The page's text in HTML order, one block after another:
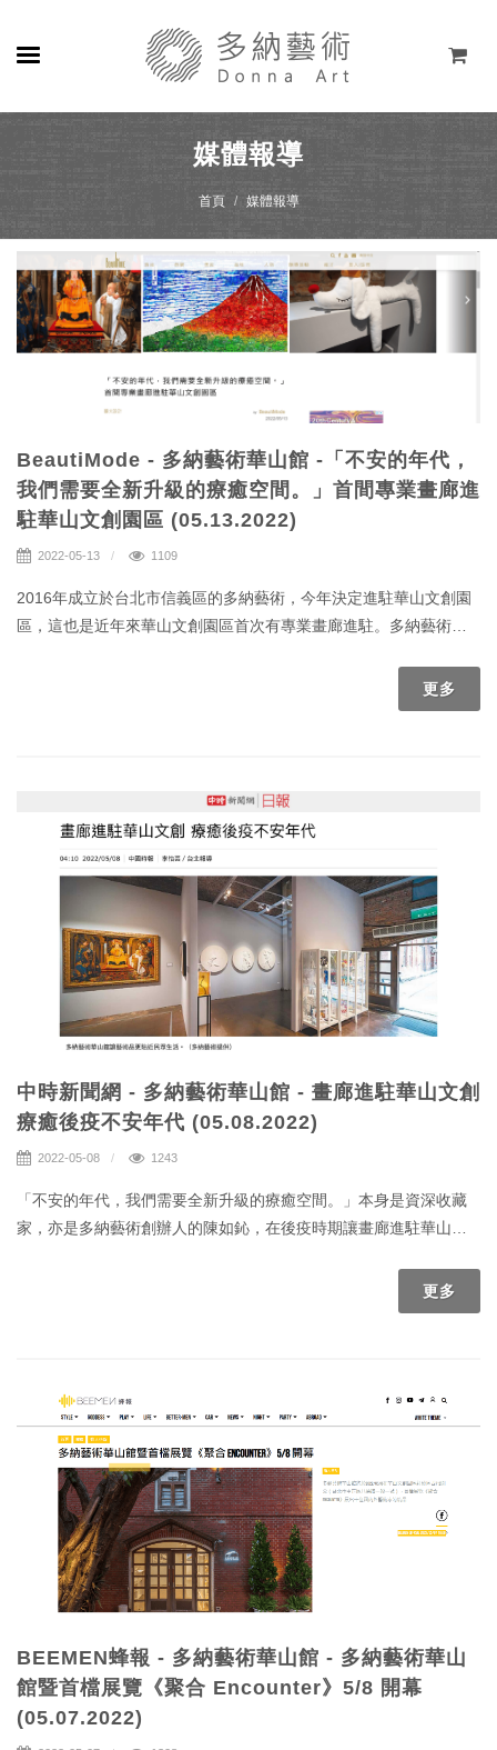
藝術家
線上藝廊
商店
聯絡
媒體報導
首頁 媒體報導
BeautiMode - 多納藝術華山館 -「不安的年代，
我們需要全新升級的療癒空間。」首間專業畫廊進
駐華山文創園區 (05.13.2022)
2022-05-13 1109
2016年成立於台北市信義區的多納藝術，今年決定進駐華山文創園
區，這也是近年來華山文創園區首次有專業畫廊進駐。多納藝術華
圍老樹成蔭，室內展演與戶外的古蹟環境，別具文化氛圍。多納藝
術試圖將商業畫廊既定的營運範疇，擴增為公開共享的基地，為藝
更多
中時新聞網 - 多納藝術華山館 - 畫廊進駐華山文創
療癒後疫不安年代 (05.08.2022)
2022-05-08 1243
「不安的年代，我們需要全新升級的療癒空間。」本身是資深收藏
家，亦是多納藝術創辦人的陳如鈊，在後疫時期讓畫廊進駐華山文
內湖聚集，多納藝術於2016年成立於台北市信義區，今年毅然擴增
的畫廊空間，也將由過去相對服務於少數人的形態，轉型為整合藝
術、文創設計、策展、收藏、藝術顧問服務，更公開面向大眾的新
樣貌。
更多
BEEMEN蜂報 - 多納藝術華山館 - 多納藝術華山
館暨首檔展覽《聚合 Encounter》5/8 開幕
(05.07.2022)